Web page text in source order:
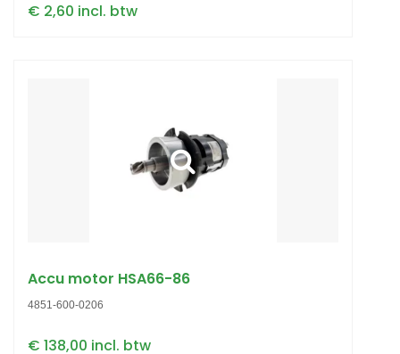
€ 2,60 incl. btw
Accu motor HSA66-86
4851-600-0206
€ 138,00 incl. btw